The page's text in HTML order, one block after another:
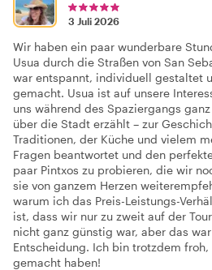
3 Juli 2026
Wir haben ein paar wunderbare
Usua durch die Straßen von San
war entspannt, individuell gestaltet
gemacht. Usua ist auf unsere
uns während des Spaziergangs
über die Stadt erzählt – zur
Traditionen, der Küche und vielem
Fragen beantwortet und den
paar Pintxos zu probieren, die wir
sie von ganzem Herzen
warum ich das Preis-Leistungs-
ist, dass wir nur zu zweit auf der
nicht ganz günstig war, aber das
Entscheidung. Ich bin trotzdem froh,
gemacht haben!